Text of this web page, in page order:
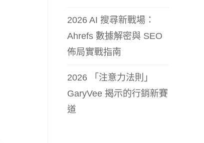
2026 AI 搜尋新戰場：
Ahrefs 數據解密與 SEO
佈局實戰指南
2026 「注意力法則」
GaryVee 揭示的行銷新賽
道